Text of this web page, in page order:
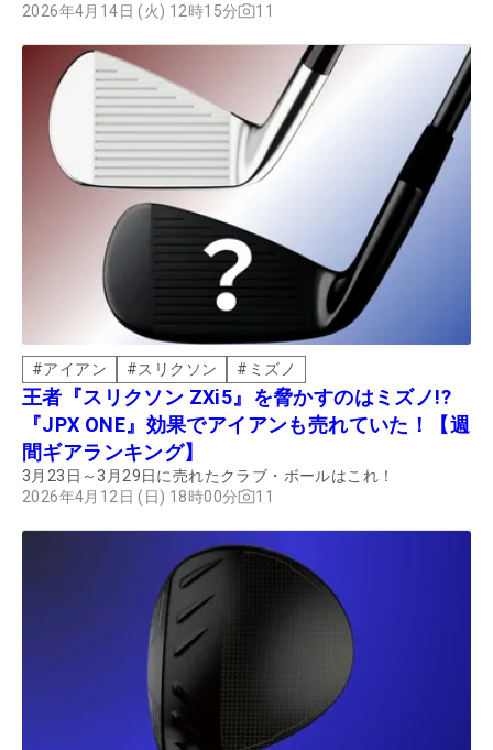
アンなら下めヒットでもソフトな打感で飛距離が出せると話
2026年4月14日 (火) 12時15分 11
#アイアン #スリクソン # ミズノ
王者『スリクソン ZXi5』を脅かすのはミズノ!?
『JPX ONE』効果でアイアンも売れていた！【週
間ギアランキング】
3月23日～3月29日に売れたクラブ・ボールはこれ！
2026年4月12日 (日) 18時00分
11